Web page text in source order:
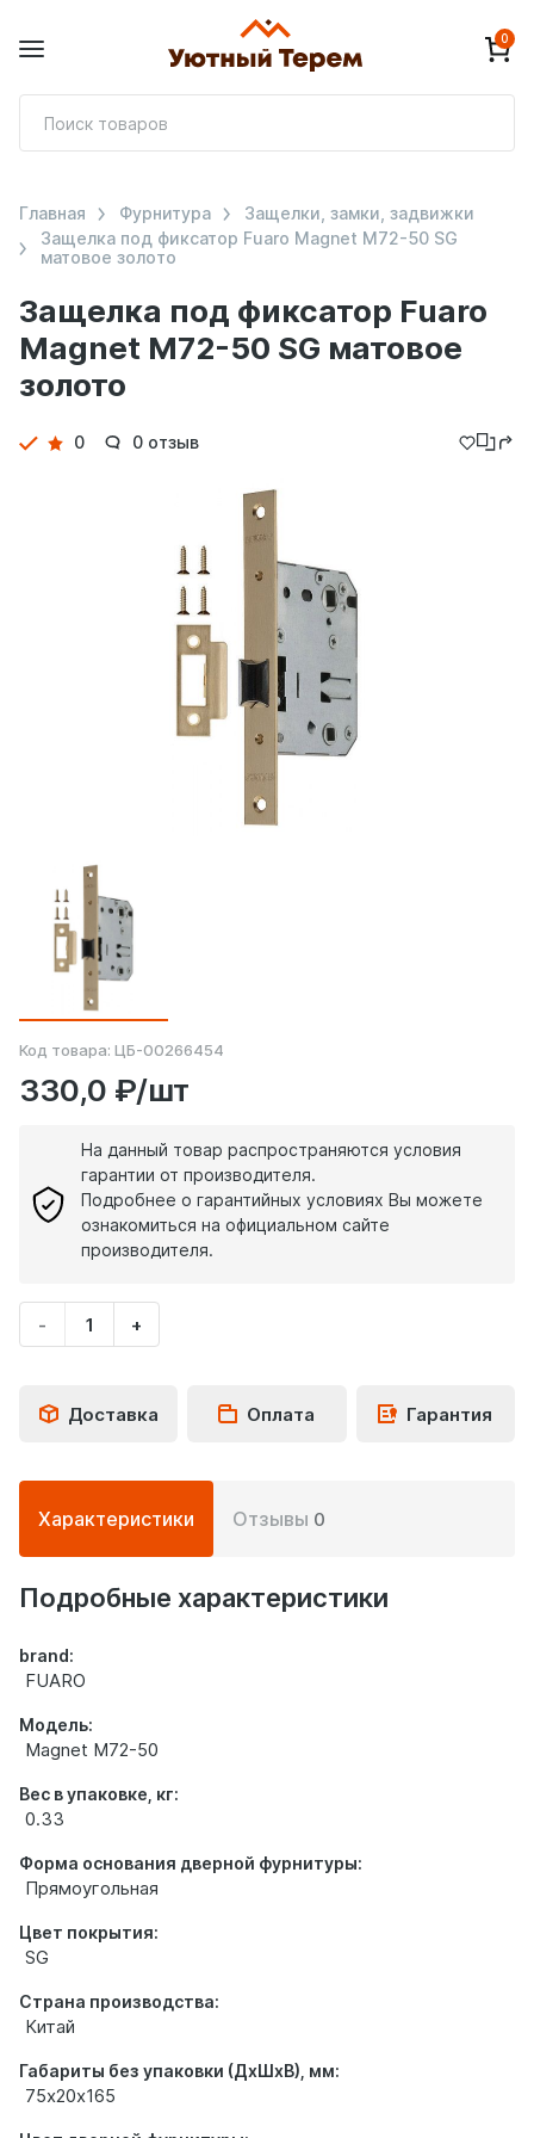
0
Защелка под фиксатор Fuaro
Magnet M72-50 SG матовое
золото
Главная Фурнитура
Защелки, замки, задвижки
Защелка под фиксатор Fuaro Magnet M72-50 SG
матовое золото
Детали
0 0 отзыв
Код товара: ЦБ-00266454
330,0 ₽/шт
На данный товар распространяются условия
гарантии от производителя.
Подробнее о гарантийных условиях Вы можете
ознакомиться на официальном сайте
производителя.
-
Укажите
количество
+
Доставка Оплата Гарантия
Подробная
информация
о
товаре
Характеристики Отзывы 0
Подробные характеристики
brand:
FUARO
Модель:
Magnet M72-50
Вес в упаковке, кг:
0.33
Форма основания дверной фурнитуры:
Прямоугольная
Цвет покрытия:
SG
Страна производства:
Китай
Габариты без упаковки (ДхШхВ), мм:
75х20х165